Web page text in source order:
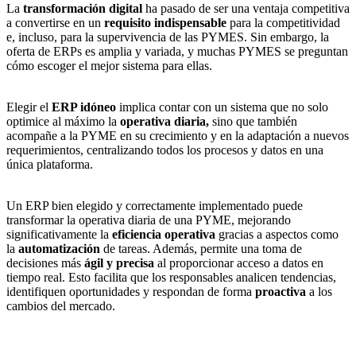
La transformación digital ha pasado de ser una ventaja competitiva
a convertirse en un requisito indispensable para la competitividad
e, incluso, para la supervivencia de las PYMES. Sin embargo, la
oferta de ERPs es amplia y variada, y muchas PYMES se preguntan
cómo escoger el mejor sistema para ellas.
Elegir el ERP idóneo implica contar con un sistema que no solo
optimice al máximo la operativa diaria, sino que también
acompañe a la PYME en su crecimiento y en la adaptación a nuevos
requerimientos, centralizando todos los procesos y datos en una
única plataforma.
Un ERP bien elegido y correctamente implementado puede
transformar la operativa diaria de una PYME, mejorando
significativamente la eficiencia operativa gracias a aspectos como
la automatización de tareas. Además, permite una toma de
decisiones más ágil y precisa al proporcionar acceso a datos en
tiempo real. Esto facilita que los responsables analicen tendencias,
identifiquen oportunidades y respondan de forma proactiva a los
cambios del mercado.